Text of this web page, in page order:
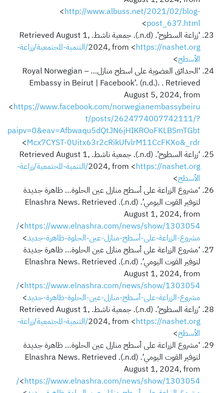
<http://www.albuss.net/2021/02/blog-
post_637.html
>
‘زراعة السطوح’. (n.d.). جمعية ناشط. Retrieved August 1,
2024, from <https://nashet.org/التنمية-المجتمعية/زراعة-
الأسطح>
‘الحدائق العضوية على اسطح منازل… – Royal Norwegian
Embassy in Beirut | Facebook’. (n.d.). . Retrieved
August 5, 2024, from
<https://www.facebook.com/norwegianembassybeiru
t/posts/2624774007742111/?
paipv=0&eav=Afbwaqu5dQtJN6jHIKROoFKLBSmTGbt
Mcx7CYST-0Uitx63r2cRikUfvlrM11CcFKXo&_rdr
>
‘زراعة السطوح’. (n.d.). جمعية ناشط. Retrieved August 1,
2024, from <https://nashet.org/التنمية-المجتمعية/زراعة-
الأسطح>
‘مشروع الزراعة على أسطح منازل عين الحلوة… ظاهرة جديدة
لتوفير القوت اليومي’. (n.d.). Elnashra News. Retrieved
August 1, 2024, from
<
https://www.elnashra.com/news/show/1303054/
مشروع-الزراعة-على-أسطح-منازل-عين-الحلوة-ظاهرة-جديد>
‘مشروع الزراعة على أسطح منازل عين الحلوة… ظاهرة جديدة
لتوفير القوت اليومي’. (n.d.). Elnashra News. Retrieved
August 1, 2024, from
<
https://www.elnashra.com/news/show/1303054/
مشروع-الزراعة-على-أسطح-منازل-عين-الحلوة-ظاهرة-جديد>
‘زراعة السطوح’. (n.d.). جمعية ناشط. Retrieved August 1,
2024, from <https://nashet.org/التنمية-المجتمعية/زراعة-
الأسطح>
‘مشروع الزراعة على أسطح منازل عين الحلوة… ظاهرة جديدة
لتوفير القوت اليومي’. (n.d.). Elnashra News. Retrieved
August 1, 2024, from
<
https://www.elnashra.com/news/show/1303054/